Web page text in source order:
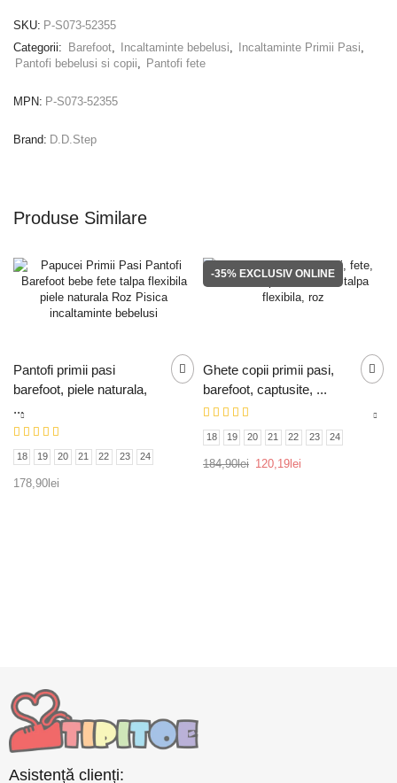
SKU: P-S073-52355
Categorii: Barefoot Incaltaminte bebelusi Incaltaminte Primii Pasi
Pantofi bebelusi si copii
Pantofi fete
MPN: P-S073-52355
Brand: D.D.Step
Produse Similare
Pantofi primii pasi
barefoot, piele naturala,
...
18 19 20 21 22 23 24
178,90lei
-35% EXCLUSIV ONLINE
Ghete copii primii pasi,
barefoot, captusite, ...
18 19 20 21 22 23 24
184,90lei 120,19lei
Asistență clienți: